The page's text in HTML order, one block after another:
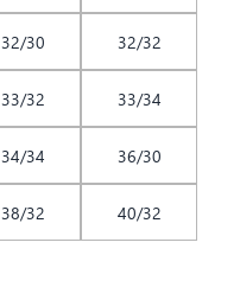
32/30
32/32
33/32
33/34
34/34
36/30
38/32 40/32